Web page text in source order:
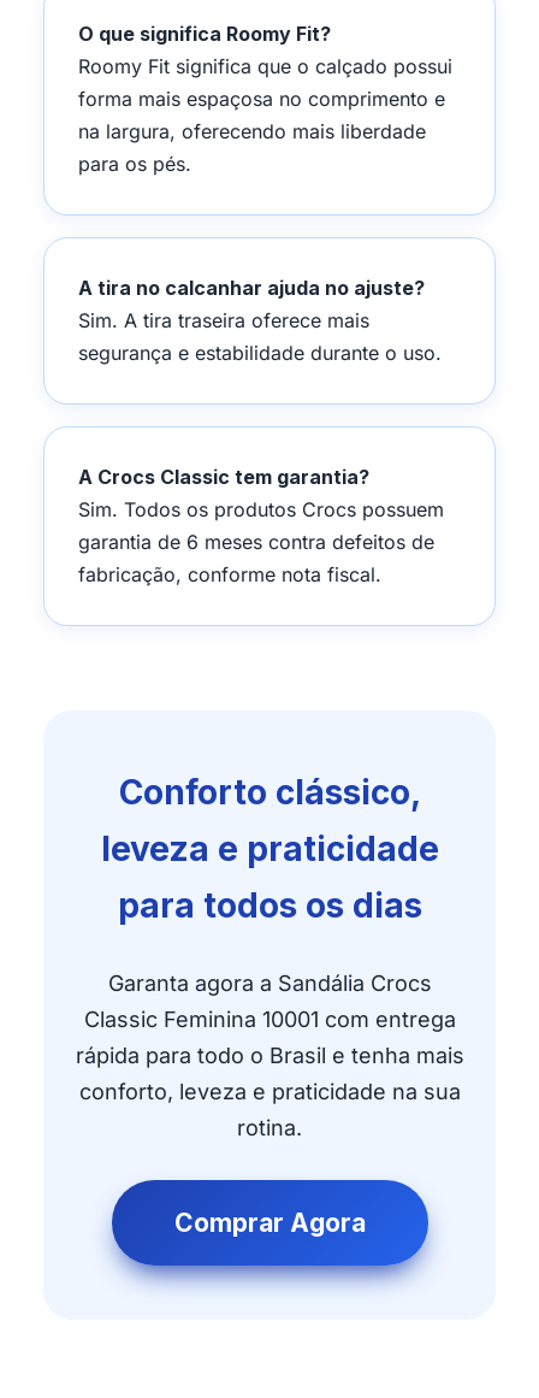
O que significa Roomy Fit?
Roomy Fit significa que o calçado possui
forma mais espaçosa no comprimento e
na largura, oferecendo mais liberdade
para os pés.
A tira no calcanhar ajuda no ajuste?
Sim. A tira traseira oferece mais
segurança e estabilidade durante o uso.
A Crocs Classic tem garantia?
Sim. Todos os produtos Crocs possuem
garantia de 6 meses contra defeitos de
fabricação, conforme nota fiscal.
Conforto clássico,
leveza e praticidade
para todos os dias
Garanta agora a Sandália Crocs
Classic Feminina 10001 com entrega
rápida para todo o Brasil e tenha mais
conforto, leveza e praticidade na sua
rotina.
Comprar Agora